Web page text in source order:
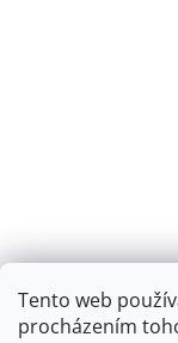
Tento web
procházením